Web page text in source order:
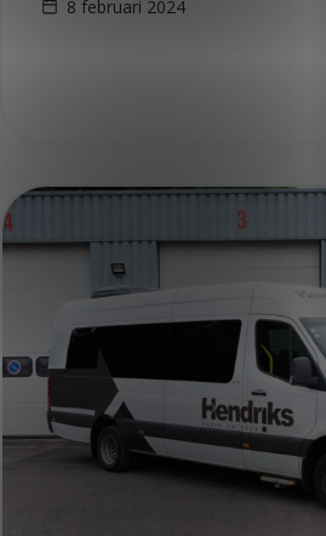
De focus van SunnySideGroup
8 februari 2024